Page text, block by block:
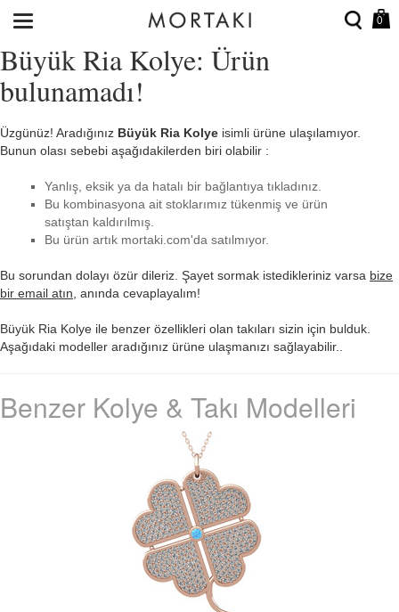
0
Büyük Ria Kolye: Ürün
bulunamadı!
Üzgünüz! Aradığınız Büyük Ria Kolye isimli ürüne ulaşılamıyor.
Bunun olası sebebi aşağıdakilerden biri olabilir :
Yanlış, eksik ya da hatalı bir bağlantıya tıkladınız.
Bu kombinasyona ait stoklarımız tükenmiş ve ürün
satıştan kaldırılmış.
Bu ürün artık mortaki.com'da satılmıyor.
Bu sorundan dolayı özür dileriz. Şayet sormak istedikleriniz varsa bize
bir email atın , anında cevaplayalım!
Büyük Ria Kolye ile benzer özellikleri olan takıları sizin için bulduk.
Aşağıdaki modeller aradığınız ürüne ulaşmanızı sağlayabilir..
Benzer Kolye & Takı Modelleri